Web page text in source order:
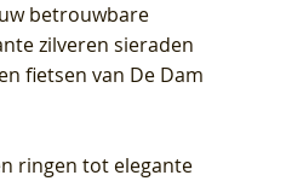
Collier LG3014Y
Lab grown
Ring LG1029Y -
Lab grown
Oorknoppen
(14k) met Lab
betrouwbare
zilveren sieraden
fietsen van De Dam
ringen tot elegante